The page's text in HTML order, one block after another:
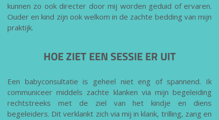
kunnen zo ook directer door mij worden geduid of ervaren.
Ouder en kind zijn ook welkom in de zachte bedding van mijn
praktijk.
HOE ZIET EEN SESSIE ER UIT
Een babyconsultatie is geheel niet eng of spannend. Ik
communiceer middels zachte klanken via mijn begeleiding
rechtstreeks met de ziel van het kindje en diens
begeleiders. Dit verklankt zich via mij in klank, trilling, zang en